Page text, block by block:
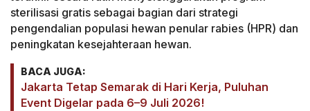
sterilisasi gratis sebagai bagian dari strategi
pengendalian populasi hewan penular rabies (HPR) dan
peningkatan kesejahteraan hewan.
BACA JUGA:
Jakarta Tetap Semarak di Hari Kerja, Puluhan
Event Digelar pada 6–9 Juli 2026!